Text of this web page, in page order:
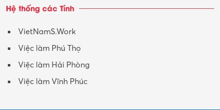
Hệ thống các Tỉnh
VietNamS.Work
Việc làm Phú Thọ
Việc làm Hải Phòng
Việc làm Vĩnh Phúc